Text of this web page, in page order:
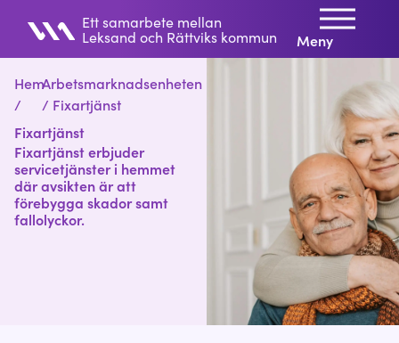
Ett samarbete mellan
Leksand och Rättviks kommun
Meny
Hem
/
Arbetsmarknadsenheten
/ Fixartjänst
Fixartjänst
Fixartjänst erbjuder
servicetjänster i hemmet
där avsikten är att
förebygga skador samt
fallolyckor.